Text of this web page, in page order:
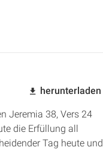
herunterladen
Jeremia 38, Vers 24
die Erfüllung all
Tag heute und